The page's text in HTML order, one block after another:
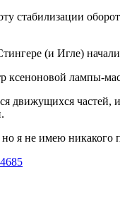
стабилизации
(и Игле)
ксеноновой лампы-
движущихся
я не имею никакого